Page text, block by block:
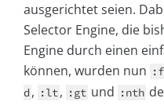
ausgerichtet seien.
Selector Engine, die
Engine durch einen
können, wurden nun
d , :lt, :gt und :nth